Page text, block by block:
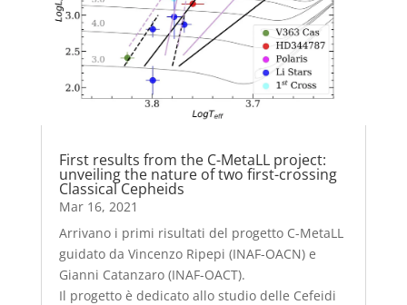
First results from the C-MetaLL project:
unveiling the nature of two first-crossing
Classical Cepheids
Mar 16, 2021
Arrivano i primi risultati del progetto C-MetaLL
guidato da Vincenzo Ripepi (INAF-OACN) e
Gianni Catanzaro (INAF-OACT).
Il progetto è dedicato allo studio delle Cefeidi